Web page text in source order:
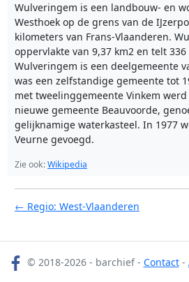
Wulveringem is een landbouw- en
Westhoek op de grens van de
kilometers van Frans-Vlaanderen.
oppervlakte van 9,37 km2 en telt
Wulveringem is een deelgemeente
was een zelfstandige gemeente tot
met tweelinggemeente Vinkem
nieuwe gemeente Beauvoorde,
gelijknamige waterkasteel. In 1977
Veurne gevoegd.
Zie ook:Wikipedia
← Regio: West-Vlaanderen
© 2018-2026 - barchief - Contact-